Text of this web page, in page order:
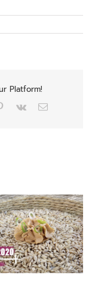
Platform!
Pinterest
Vk
Correo